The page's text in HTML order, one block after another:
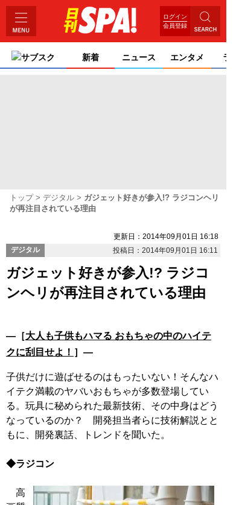
ログイン
会員登録
サブスク 新着 ニュース エンタメ ライ
トップ デジタル
ガジェット好きが参入!? ラジコンヘリ
が再注目されている理由
更新日：2014年09月01日 16:18
デジタル
投稿日：2014年09月01日 16:11
ガジェット好きが参入!? ラジコ
ンヘリが再注目されている理由
―［大人も子供もハマる おもちゃの中のハイテ
クに刮目せよ！ ］―
子供だけに遊ばせるのはもったいない！そんなハ
イテク満載のヤバいおもちゃが多数登場してい
る。玩具に秘められた最新技術、その中身はどう
なっているのか？ 開発担当者らに技術解説とと
もに、開発裏話、トレンドを聞いた。
◆ラジコン
高